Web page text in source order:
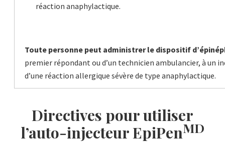
réaction anaphylactique.
Toute personne peut administrer le dispositif
premier répondant ou d’un technicien ambulancier, à un
d’une réaction allergique sévère de type anaphylactique.
Directives pour utiliser
l’auto-injecteur EpiPenMD